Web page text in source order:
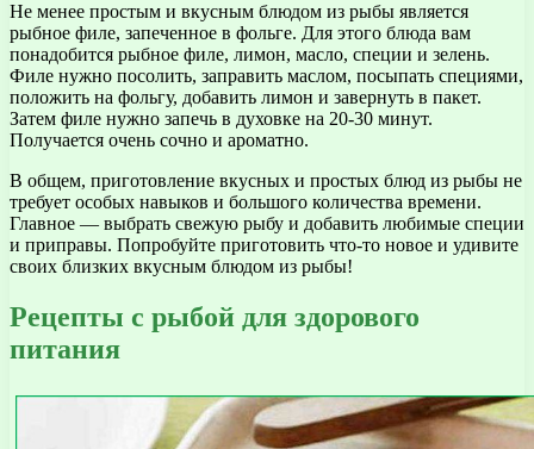
Не менее простым и вкусным блюдом из рыбы является
рыбное филе, запеченное в фольге. Для этого блюда вам
понадобится рыбное филе, лимон, масло, специи и зелень.
Филе нужно посолить, заправить маслом, посыпать специями,
положить на фольгу, добавить лимон и завернуть в пакет.
Затем филе нужно запечь в духовке на 20-30 минут.
Получается очень сочно и ароматно.
В общем, приготовление вкусных и простых блюд из рыбы не
требует особых навыков и большого количества времени.
Главное — выбрать свежую рыбу и добавить любимые специи
и приправы. Попробуйте приготовить что-то новое и удивите
своих близких вкусным блюдом из рыбы!
Рецепты с рыбой для здорового
питания